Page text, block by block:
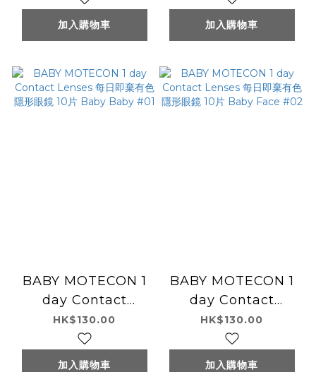
Choco #06
加入購物車
Gal #05
加入購物車
BABY MOTECON 1
day Contact
Lenses 每日即棄有色
隱形眼鏡 10片 Baby
Baby #01
HK$130.00
加入購物車
BABY MOTECON 1
day Contact
Lenses 每日即棄有色
隱形眼鏡 10片 Baby
Face #02
HK$130.00
加入購物車